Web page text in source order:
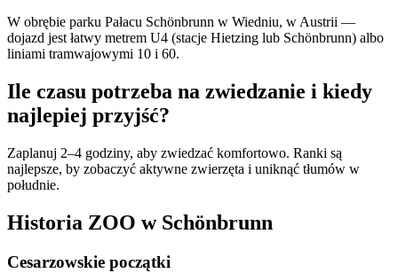
W obrębie parku Pałacu Schönbrunn w Wiedniu, w Austrii —
dojazd jest łatwy metrem U4 (stacje Hietzing lub Schönbrunn) albo
liniami tramwajowymi 10 i 60.
Ile czasu potrzeba na zwiedzanie i kiedy
najlepiej przyjść?
Zaplanuj 2–4 godziny, aby zwiedzać komfortowo. Ranki są
najlepsze, by zobaczyć aktywne zwierzęta i uniknąć tłumów w
południe.
Historia ZOO w Schönbrunn
Cesarzowskie początki